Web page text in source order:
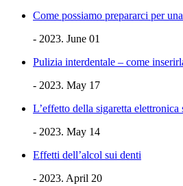
Come possiamo prepararci per
- 2023. June 01
Pulizia interdentale – come
- 2023. May 17
L’effetto della sigaretta elettronica
- 2023. May 14
Effetti dell’alcol sui denti
- 2023. April 20